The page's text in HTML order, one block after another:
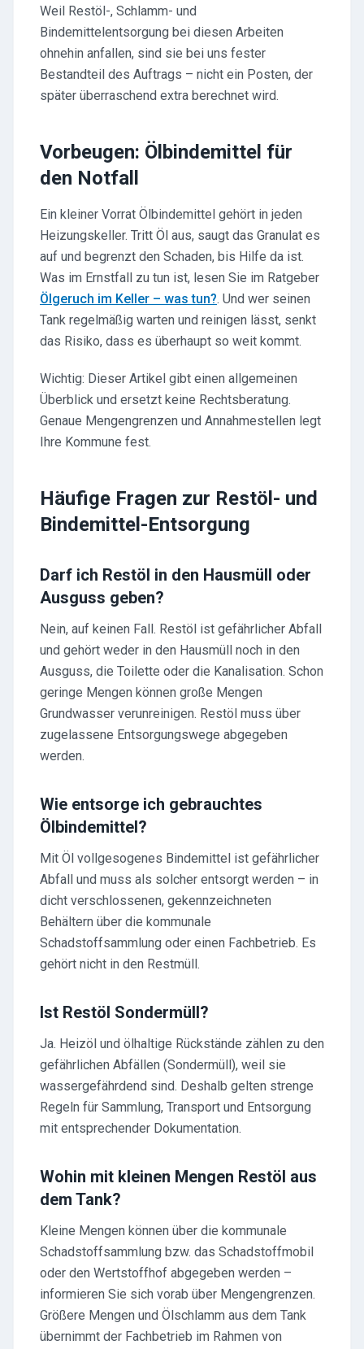
Weil Restöl-, Schlamm- und
Bindemittelentsorgung bei diesen Arbeiten
ohnehin anfallen, sind sie bei uns fester
Bestandteil des Auftrags – nicht ein Posten, der
später überraschend extra berechnet wird.
Vorbeugen: Ölbindemittel für
den Notfall
Ein kleiner Vorrat Ölbindemittel gehört in jeden
Heizungskeller. Tritt Öl aus, saugt das Granulat es
auf und begrenzt den Schaden, bis Hilfe da ist.
Was im Ernstfall zu tun ist, lesen Sie im Ratgeber
Ölgeruch im Keller – was tun?. Und wer seinen
Tank regelmäßig warten und reinigen lässt, senkt
das Risiko, dass es überhaupt so weit kommt.
Wichtig: Dieser Artikel gibt einen allgemeinen
Überblick und ersetzt keine Rechtsberatung.
Genaue Mengengrenzen und Annahmestellen legt
Ihre Kommune fest.
Häufige Fragen zur Restöl- und
Bindemittel-Entsorgung
Darf ich Restöl in den Hausmüll oder
Ausguss geben?
Nein, auf keinen Fall. Restöl ist gefährlicher Abfall
und gehört weder in den Hausmüll noch in den
Ausguss, die Toilette oder die Kanalisation. Schon
geringe Mengen können große Mengen
Grundwasser verunreinigen. Restöl muss über
zugelassene Entsorgungswege abgegeben
werden.
Wie entsorge ich gebrauchtes
Ölbindemittel?
Mit Öl vollgesogenes Bindemittel ist gefährlicher
Abfall und muss als solcher entsorgt werden – in
dicht verschlossenen, gekennzeichneten
Behältern über die kommunale
Schadstoffsammlung oder einen Fachbetrieb. Es
gehört nicht in den Restmüll.
Ist Restöl Sondermüll?
Ja. Heizöl und ölhaltige Rückstände zählen zu den
gefährlichen Abfällen (Sondermüll), weil sie
wassergefährdend sind. Deshalb gelten strenge
Regeln für Sammlung, Transport und Entsorgung
mit entsprechender Dokumentation.
Wohin mit kleinen Mengen Restöl aus
dem Tank?
Kleine Mengen können über die kommunale
Schadstoffsammlung bzw. das Schadstoffmobil
oder den Wertstoffhof abgegeben werden –
informieren Sie sich vorab über Mengengrenzen.
Größere Mengen und Ölschlamm aus dem Tank
übernimmt der Fachbetrieb im Rahmen von